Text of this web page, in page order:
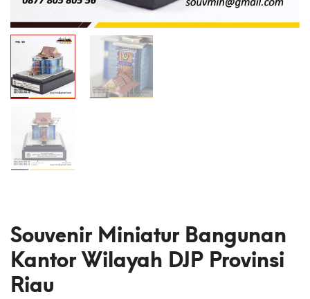
Souvenir Miniatur Bangunan
Kantor Wilayah DJP Provinsi
Riau